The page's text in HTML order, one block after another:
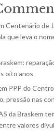
Centenário de
que leva o
oito anos
PPP do
pressão nas
da Braskem
valores